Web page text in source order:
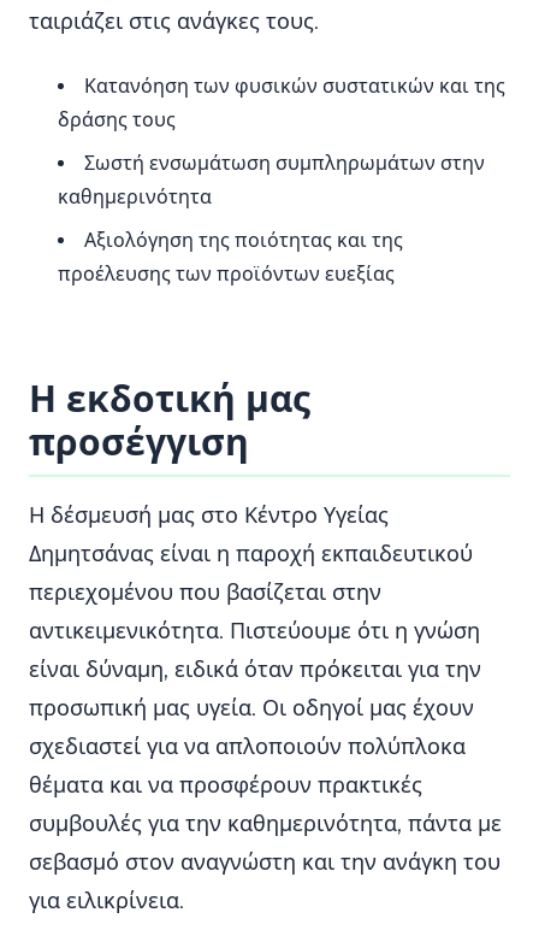
ταιριάζει στις ανάγκες τους.
Κατανόηση των φυσικών συστατικών και της
δράσης τους
Σωστή ενσωμάτωση συμπληρωμάτων στην
καθημερινότητα
Αξιολόγηση της ποιότητας και της
προέλευσης των προϊόντων ευεξίας
Η εκδοτική μας
προσέγγιση
Η δέσμευσή μας στο Κέντρο Υγείας
Δημητσάνας είναι η παροχή εκπαιδευτικού
περιεχομένου που βασίζεται στην
αντικειμενικότητα. Πιστεύουμε ότι η γνώση
είναι δύναμη, ειδικά όταν πρόκειται για την
προσωπική μας υγεία. Οι οδηγοί μας έχουν
σχεδιαστεί για να απλοποιούν πολύπλοκα
θέματα και να προσφέρουν πρακτικές
συμβουλές για την καθημερινότητα, πάντα με
σεβασμό στον αναγνώστη και την ανάγκη του
για ειλικρίνεια.